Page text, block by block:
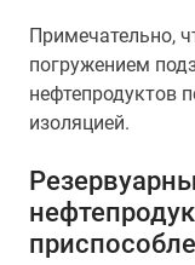
Примечательно,
погружением
нефтепродуктов
изоляцией.